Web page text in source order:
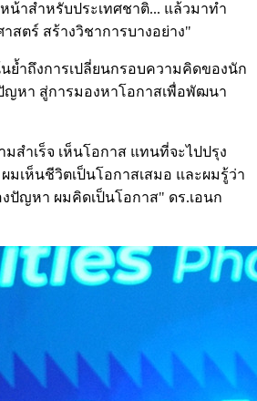
น้าสำหรับประเทศชาติ... แล้วมาทำ
าสตร์ สร้างวิชาการบางอย่าง"
ย้ำถึงการเปลี่ยนกรอบความคิดของนัก
ญหา สู่การมองหาโอกาสเพื่อพัฒนา
มสำเร็จ เห็นโอกาส แทนที่จะไปปรุง
มเห็นชีวิตเป็นโอกาสเสมอ และผมรู้ว่า
ญหา ผมคิดเป็นโอกาส" ดร.เอนก